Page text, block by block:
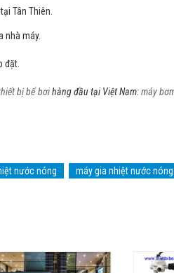
Tân Thiên.
nhà máy.
đặt.
bị bể bơihàng đầu tại Việt Nam:máy
nước nóng máy gia nhiệt nước